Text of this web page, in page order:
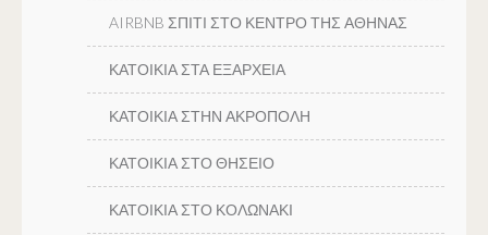
AIRBNB ΣΠΙΤΙ ΣΤΟ ΚΕΝΤΡΟ ΤΗΣ ΑΘΗΝΑΣ
ΚΑΤΟΙΚΙΑ ΣΤΑ ΕΞΑΡΧΕΙΑ
ΚΑΤΟΙΚΙΑ ΣΤΗΝ ΑΚΡΟΠΟΛΗ
ΚΑΤΟΙΚΙΑ ΣΤΟ ΘΗΣΕΙΟ
ΚΑΤΟΙΚΙΑ ΣΤΟ ΚΟΛΩΝΑΚΙ